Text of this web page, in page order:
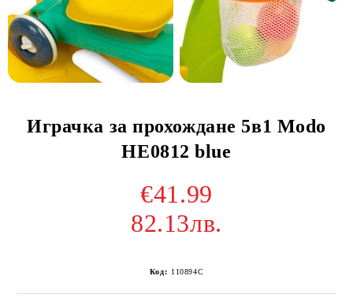
Играчка за прохождане 5в1 Modo
HE0812 blue
€41.99
82.13лв.
Код: 110894C